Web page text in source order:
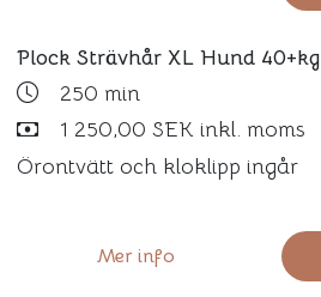
Plock Strävhår XL Hund 40+kg
250 min
1 250,00 SEK inkl. moms
Örontvätt och kloklipp ingår
Mer info